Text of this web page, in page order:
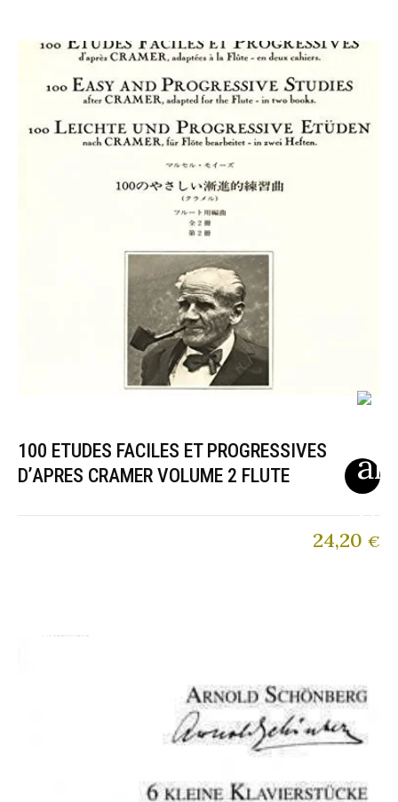
100 ETUDES FACILES ET PROGRESSIVES
D’APRES CRAMER VOLUME 2 FLUTE
24,20 €